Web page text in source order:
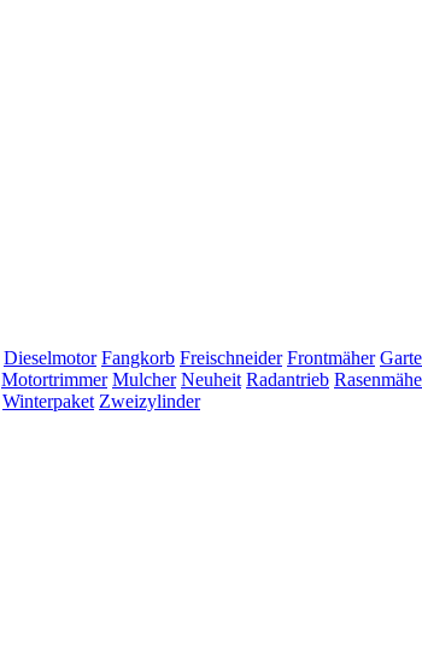
Dieselmotor Fangkorb Freischneider Frontmäher
Motortrimmer Mulcher Neuheit Radantrieb
Winterpaket Zweizylinder